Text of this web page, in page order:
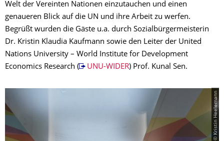
Welt der Vereinten Nationen einzutauchen und einen
genaueren Blick auf die UN und ihre Arbeit zu werfen.
Begrüßt wurden die Gäste u.a. durch Sozialbürgermeisterin
Dr. Kristin Klaudia Kaufmann sowie den Leiter der United
Nations University – World Institute for Development
Economics Research (
UNU-WIDER) Prof. Kunal Sen.
© Kristin Heelemann